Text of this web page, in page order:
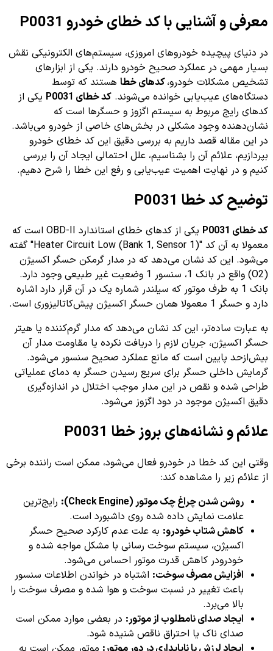
معرفی و آشنایی با کد خطای خودرو P0031
در دنیای پیچیده خودروهای امروزی، سیستم‌های الکترونیکی نقش
بسیار مهمی در عملکرد صحیح خودرو دارند. یکی از ابزارهای
تشخیص مشکلات خودرو،کدهای خطا هستند که توسط
دستگاه‌های عیب‌یابی خوانده می‌شوند. کد خطای P0031
یکی از
کدهای رایج مربوط به سیستم اگزوز و حسگرها است که
نشان‌دهنده وجود مشکلی در بخش‌های خاصی از خودرو می‌باشد.
در این مقاله قصد داریم به بررسی دقیق این کد خطای خودرو
بپردازیم، علائم آن را بشناسیم، علل احتمالی ایجاد آن را بررسی
کنیم و در نهایت اهمیت عیب‌یابی و رفع این خطا را شرح دهیم.
توضیح کد خطا P0031
کد خطای P0031
یکی از کدهای خطای استاندارد OBD-II است که
معمولا به آن کد "Heater Circuit Low (Bank 1, Sensor 1)" گفته
می‌شود. این کد نشان می‌دهد که در مدار گرمکن حسگر اکسیژن
(O2) واقع در بانک 1، سنسور 1 وضعیت غیر طبیعی وجود دارد.
بانک 1 به طرف موتور که سیلندر شماره یک در آن قرار دارد اشاره
دارد و حسگر 1 معمولا همان حسگر اکسیژن پیش‌کاتالیزوری است.
به عبارت ساده‌تر، این کد نشان می‌دهد که مدار گرم‌کننده یا هیتر
حسگر اکسیژن، جریان لازم را دریافت نکرده یا مقاومت مدار آن
بیش‌ازحد پایین است که مانع عملکرد صحیح سنسور می‌شود.
گرمایش داخلی حسگر برای سریع رسیدن حسگر به دمای عملیاتی
طراحی شده و نقص در این مدار موجب اختلال در اندازه‌گیری
دقیق اکسیژن موجود در دود اگزوز می‌شود.
علائم و نشانه‌های بروز خطا P0031
وقتی این کد خطا در خودرو فعال می‌شود، ممکن است راننده برخی
از علائم زیر را مشاهده کند:
روشن شدن چراغ چک موتور (Check Engine):
رایج‌ترین
علامت نمایش داده شده روی داشبورد است.
کاهش شتاب خودرو: به علت عدم کارکرد صحیح حسگر
اکسیژن، سیستم سوخت رسانی با مشکل مواجه شده و
خودرودر کاهش قدرت موتور احساس می‌شود.
افزایش مصرف سوخت: اشتباه در خواندن اطلاعات سنسور
باعث تغییر در نسبت سوخت و هوا شده و مصرف سوخت را
بالا می‌برد.
ایجاد صدای نامطلوب از موتور: در بعضی موارد ممکن است
صدای ناک یا احتراق ناقص شنیده شود.